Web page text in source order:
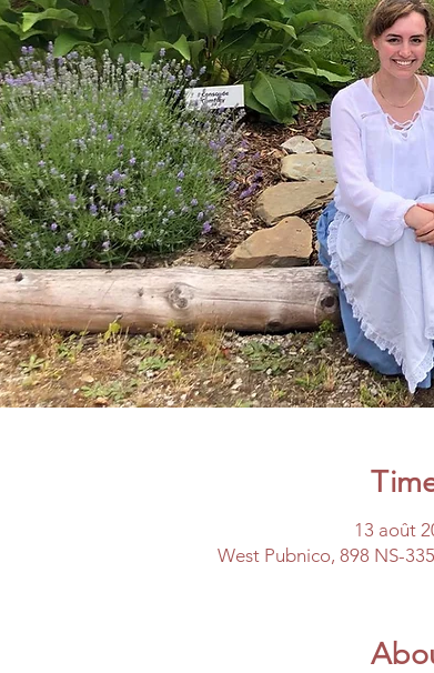
13 août
West Pubnico, 898 NS-